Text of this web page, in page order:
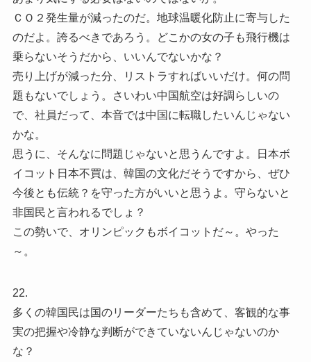
ＣＯ２発生量が減ったのだ。地球温暖化防止に寄与した
のだよ。誇るべきであろう。どこかの女の子も飛行機は
乗らないそうだから、いいんでないかな？
売り上げが減った分、リストラすればいいだけ。何の問
題もないでしょう。さいわい中国航空は好調らしいの
で、社員だって、本音では中国に転職したいんじゃない
かな。
思うに、そんなに問題じゃないと思うんですよ。日本ボ
イコット日本不買は、韓国の文化だそうですから、ぜひ
今後とも伝統？を守った方がいいと思うよ。守らないと
非国民と言われるでしょ？
この勢いで、オリンピックもボイコットだ～。やった
～。
22.
多くの韓国民は国のリーダーたちも含めて、客観的な事
実の把握や冷静な判断ができていないんじゃないのか
な？